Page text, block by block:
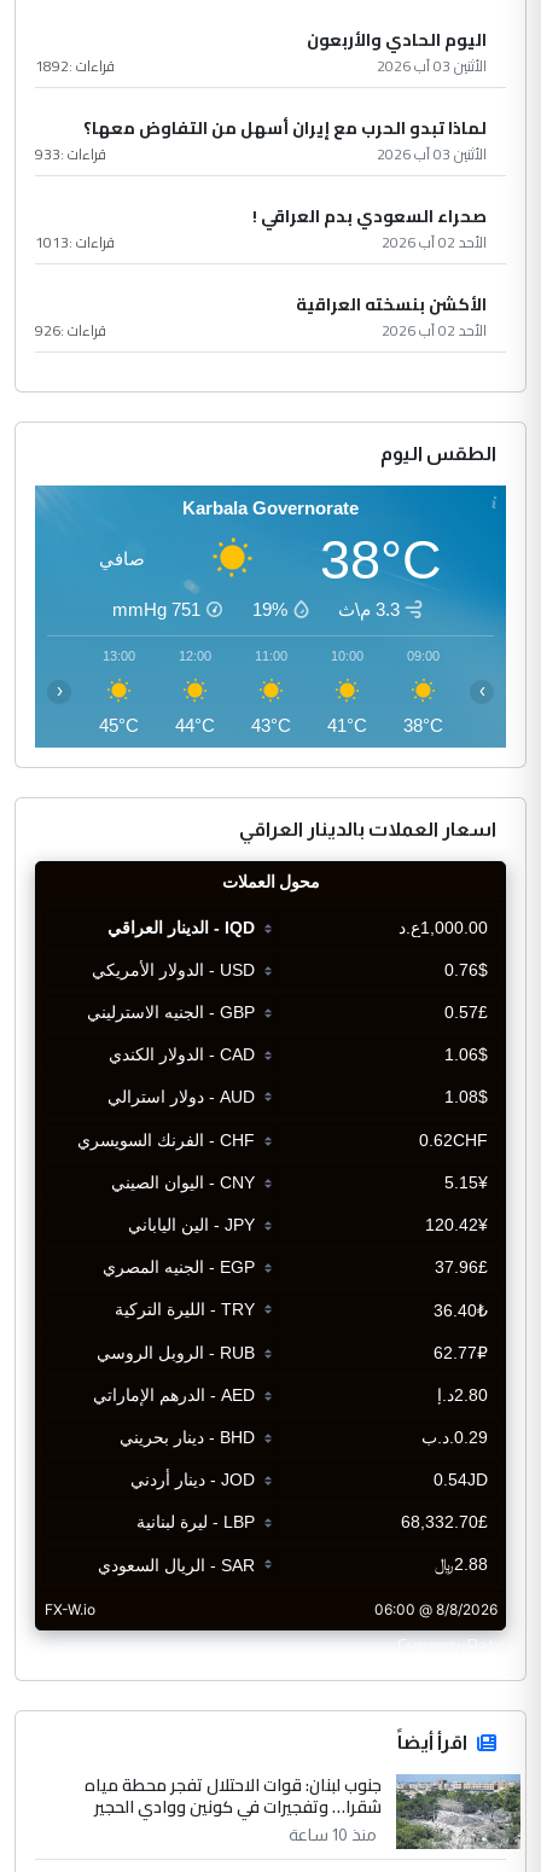
اليوم الحادي والأربعون
الأثنين 03 آب 2026 قراءات :1892
لماذا تبدو الحرب مع إيران أسهل من التفاوض معها؟
الأثنين 03 آب 2026 قراءات :933
صحراء السعودي بدم العراقي !
الأحد 02 آب 2026 قراءات :1013
الأكشن بنسخته العراقية
الأحد 02 آب 2026 قراءات :926
الطقس اليوم
Karbala Governorate
38°C صافي
3.3 م\ث 19%
751
mmHg
09:00
38°C
10:00
41°C
11:00
43°C
12:00
44°C
13:00
45°C
‹ ›
اسعار العملات بالدينار العراقي
CurrencyRate
اقرأ أيضاً
جنوب لبنان: قوات الاحتلال تفجر محطة مياه
شقرا… وتفجيرات في كونين ووادي الحجير
منذ 10 ساعة